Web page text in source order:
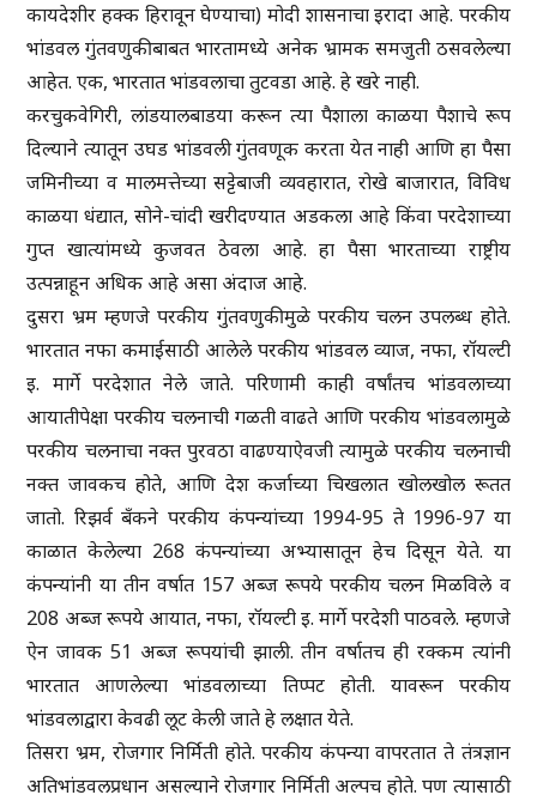
कायदेशीर हक्क हिरावून घेण्याचा) मोदी शासनाचा इरादा आहे. परकीय
भांडवल गुंतवणुकीबाबत भारतामध्ये अनेक भ्रामक समजुती ठसवलेल्या
आहेत. एक, भारतात भांडवलाचा तुटवडा आहे. हे खरे नाही.
करचुकवेगिरी, लांडयालबाडया करून त्या पैशाला काळया पैशाचे रूप
दिल्याने त्यातून उघड भांडवली गुंतवणूक करता येत नाही आणि हा पैसा
जमिनीच्या व मालमत्तेच्या सट्टेबाजी व्यवहारात, रोखे बाजारात, विविध
काळया धंद्यात, सोने-चांदी खरीदण्यात अडकला आहे किंवा परदेशाच्या
गुप्त खात्यांमध्ये कुजवत ठेवला आहे. हा पैसा भारताच्या राष्ट्रीय
उत्पन्नाहून अधिक आहे असा अंदाज आहे.
दुसरा भ्रम म्हणजे परकीय गुंतवणुकीमुळे परकीय चलन उपलब्ध होते.
भारतात नफा कमाईसाठी आलेले परकीय भांडवल व्याज, नफा, रॉयल्टी
इ. मार्गे परदेशात नेले जाते. परिणामी काही वर्षांतच भांडवलाच्या
आयातीपेक्षा परकीय चलनाची गळती वाढते आणि परकीय भांडवलामुळे
परकीय चलनाचा नक्त पुरवठा वाढण्याऐवजी त्यामुळे परकीय चलनाची
नक्त जावकच होते, आणि देश कर्जाच्या चिखलात खोलखोल रूतत
जातो. रिझर्व बँकने परकीय कंपन्यांच्या 1994-95 ते 1996-97 या
काळात केलेल्या 268 कंपन्यांच्या अभ्यासातून हेच दिसून येते. या
कंपन्यांनी या तीन वर्षात 157 अब्ज रूपये परकीय चलन मिळविले व
208 अब्ज रूपये आयात, नफा, रॉयल्टी इ. मार्गे परदेशी पाठवले. म्हणजे
ऐन जावक 51 अब्ज रूपयांची झाली. तीन वर्षातच ही रक्कम त्यांनी
भारतात आणलेल्या भांडवलाच्या तिप्पट होती. यावरून परकीय
भांडवलाद्वारा केवढी लूट केली जाते हे लक्षात येते.
तिसरा भ्रम, रोजगार निर्मिती होते. परकीय कंपन्या वापरतात ते तंत्रज्ञान
अतिभांडवलप्रधान असल्याने रोजगार निर्मिती अल्पच होते. पण त्यासाठी